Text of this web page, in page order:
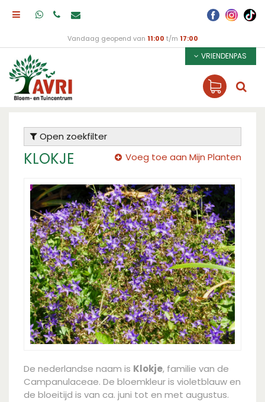
Vandaag geopend van 11:00 t/m 17:00
VRIENDENPAS
Open zoekfilter
KLOKJE Voeg toe aan Mijn Planten
De nederlandse naam is Klokje, familie van de
Campanulaceae. De bloemkleur is violetblauw en
de bloeitijd is van ca. juni tot en met augustus.